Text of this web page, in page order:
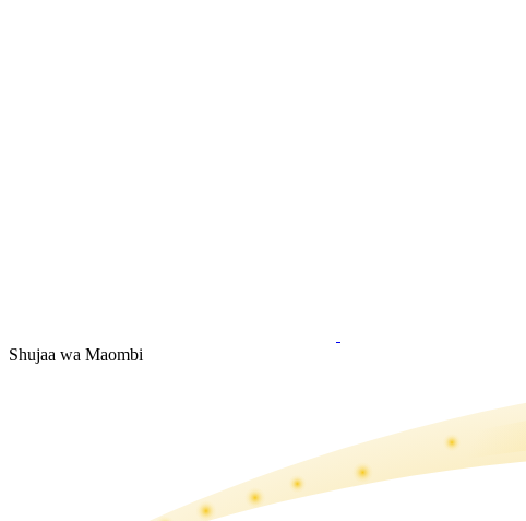
Shujaa wa Maombi